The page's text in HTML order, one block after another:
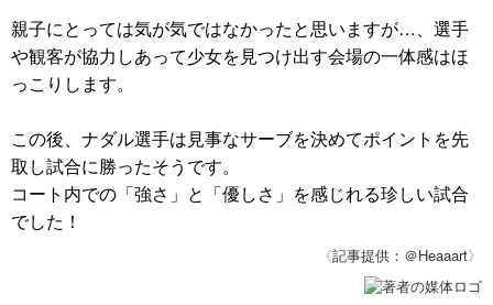
親子にとっては気が気ではなかったと思いますが…、選手
や観客が協力しあって少女を見つけ出す会場の一体感はほ
っこりします。
この後、ナダル選手は見事なサーブを決めてポイントを先
取し試合に勝ったそうです。
コート内での「強さ」と「優しさ」を感じれる珍しい試合
でした！
《記事提供：＠Heaaart》